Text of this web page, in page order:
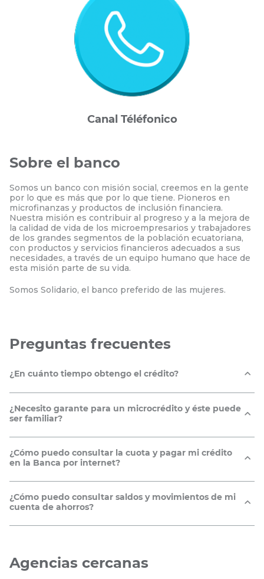
Canal Téléfonico
Sobre el banco
Somos un banco con misión social, creemos en la gente
por lo que es más que por lo que tiene. Pioneros en
microfinanzas y productos de inclusión financiera.
Nuestra misión es contribuir al progreso y a la mejora de
la calidad de vida de los microempresarios y trabajadores
de los grandes segmentos de la población ecuatoriana,
con productos y servicios financieros adecuados a sus
necesidades, a través de un equipo humano que hace de
esta misión parte de su vida.
Somos Solidario, el banco preferido de las mujeres.
Preguntas frecuentes
¿En cuánto tiempo obtengo el crédito?
24 horas a partir de que nos entregues la documentación
necesaria para el procesamiento de la operación.
¿Necesito garante para un microcrédito y éste puede
ser familiar?
Depende de las condiciones en las que sea aprobado el
crédito. En caso de requerirse garante, puede ser familiar
siempre y cuando tenga una actividad económica
¿Cómo puedo consultar la cuota y pagar mi crédito
en la Banca por internet?
Revisa el siguiente video-tutorial
para conocer cómo
consultar los valores a pagar de tu crédito y realizar los
pagos usando la Banca por Internet.
¿Cómo puedo consultar saldos y movimientos de mi
cuenta de ahorros?
internet . Ingresa tu usuario y clave y podrás validar la
información de tu cuenta. Si todavía no posees usuario,
Agencias cercanas